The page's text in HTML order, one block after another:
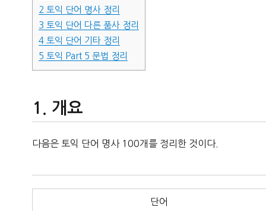
2 토익 단어 명사 정리
3 토익 단어 다른 품사 정리
4 토익 단어 기타 정리
5 토익 Part 5 문법 정리
개요
다음은 토익 단어 명사 100개를 정리한 것이다.
단어